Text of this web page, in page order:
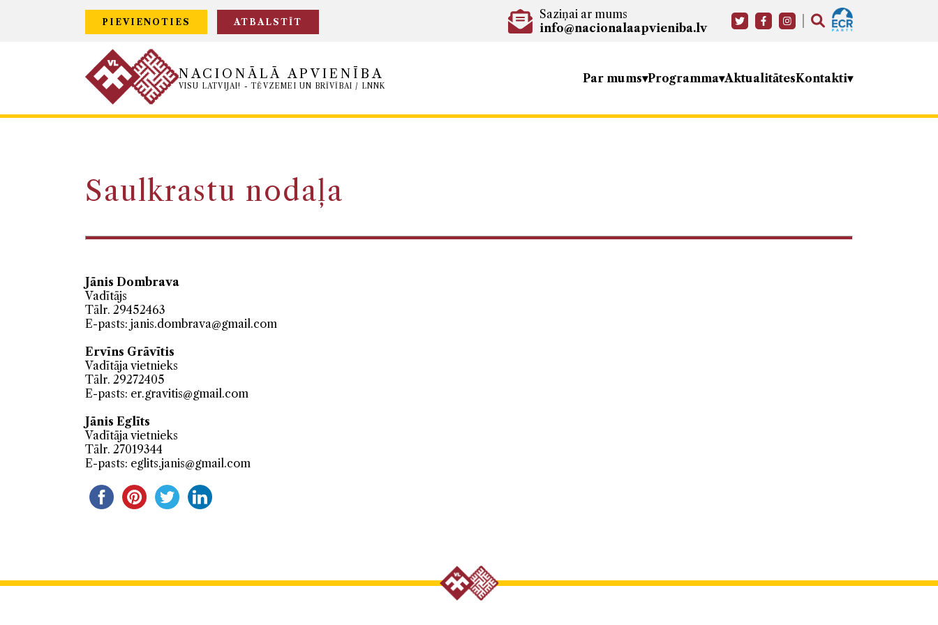
PIEVIENOTIES ATBALSTĪT
Saziņai ar mums
info@nacionalaapvieniba.lv
NACIONĀLĀ APVIENĪBA
VISU LATVIJAI! - TĒVZEMEI UN BRĪVĪBAI / LNNK
Par mums Programma AktualitātesKontakti
Saulkrastu nodaļa
Jānis Dombrava
Vadītājs
Tālr. 29452463
E-pasts: janis.dombrava@gmail.com
Ervīns Grāvītis
Vadītāja vietnieks
Tālr. 29272405
E-pasts: er.gravitis@gmail.com
Jānis Eglīts
Vadītāja vietnieks
Tālr. 27019344
E-pasts: eglits.janis@gmail.com